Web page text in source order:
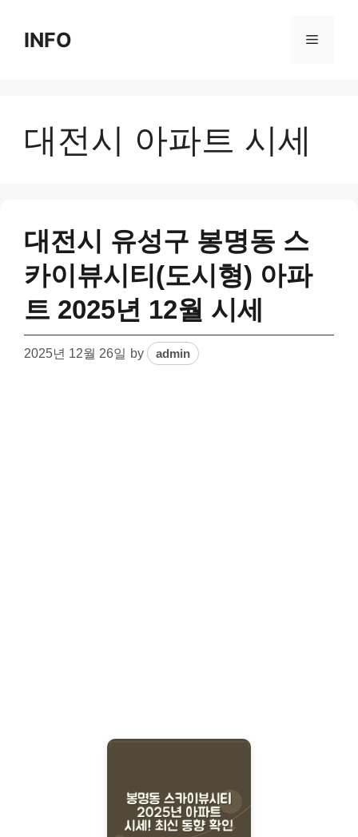
contentINFO Menu
대전시 아파트 시세
대전시 유성구 봉명동 스
카이뷰시티(도시형) 아파
트 2025년 12월 시세
2025년 12월 26일 by admin